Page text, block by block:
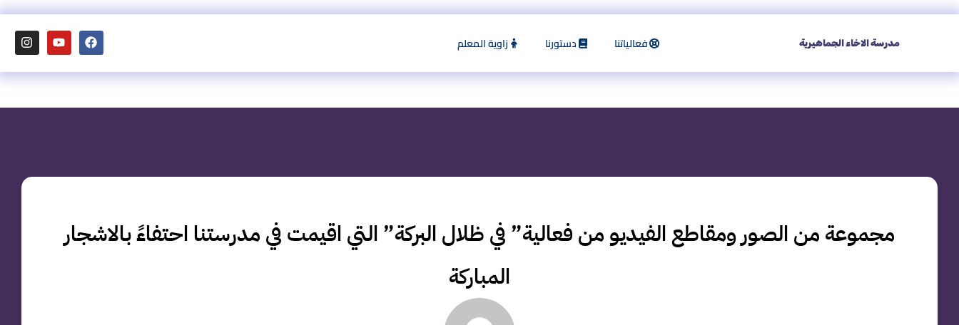
مدرسة الاخاء الجماهيرية فعالياتنا دستورنا زاوية المعلم
مجموعة من الصور ومقاطع الفيديو من فعالية” في ظلال البركة” التي اقيمت في مدرستنا احتفاءً بالاشجار
المباركة